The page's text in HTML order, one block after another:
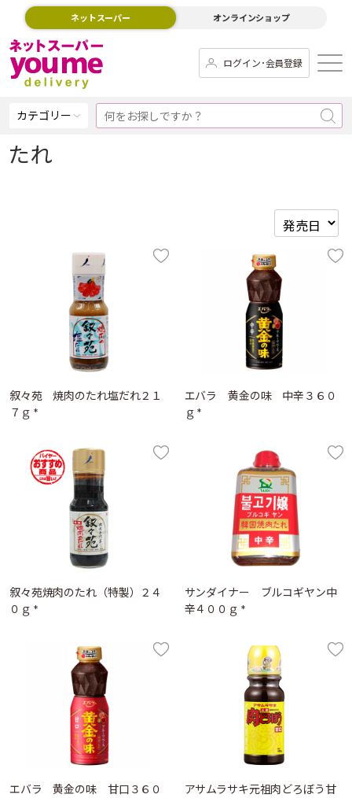
ネットスーパー オンラインショップ
ログイン･会員登録
カテゴリー
たれ
叙々苑 焼肉のたれ塩だれ２１
７ｇ *
エバラ 黄金の味 中辛３６０
ｇ *
叙々苑焼肉のたれ（特製）２４
０ｇ *
サンダイナー ブルコギヤン中
辛４００ｇ *
エバラ 黄金の味 甘口３６０
アサムラサキ元祖肉どろぼう甘